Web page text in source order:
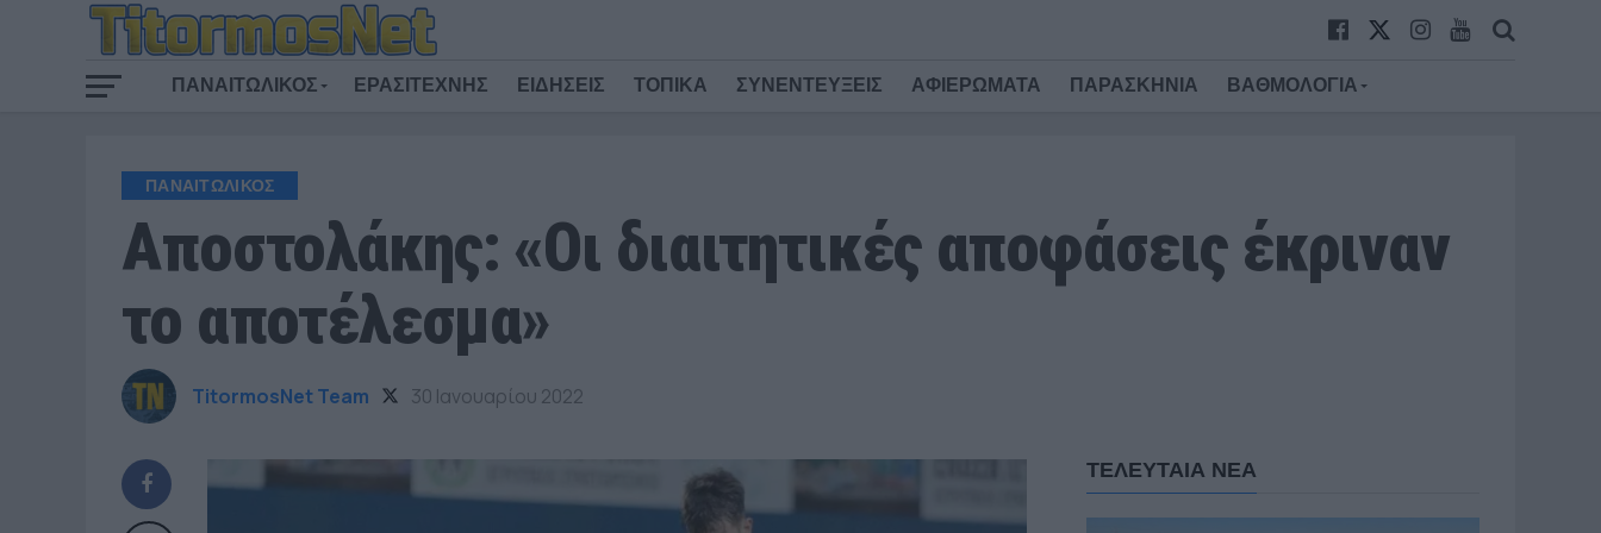
ΠΑΝΑΙΤΩΛΙΚΟΣ ΕΡΑΣΙΤΕΧΝΗΣ ΕΙΔΗΣΕΙΣ ΤΟΠΙΚΑ ΣΥΝΕΝΤΕΥΞΕΙΣ ΑΦΙΕΡΩΜΑΤΑ ΠΑΡΑΣΚΗΝΙΑ ΒΑΘΜΟΛΟΓΙΑ
ΠΑΝΑΙΤΩΛΙΚΟΣ
Αποστολάκης: «Οι διαιτητικές αποφάσεις έκριναν
το αποτέλεσμα»
TitormosNet Team 30 Ιανουαρίου 2022
ΤΕΛΕΥΤΑΙΑ ΝΕΑ